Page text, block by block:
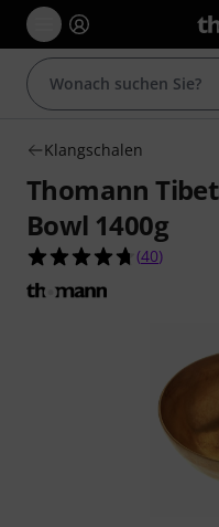
Klangschalen
Thomann
Bowl 1400g
4.7 von 5
(40)